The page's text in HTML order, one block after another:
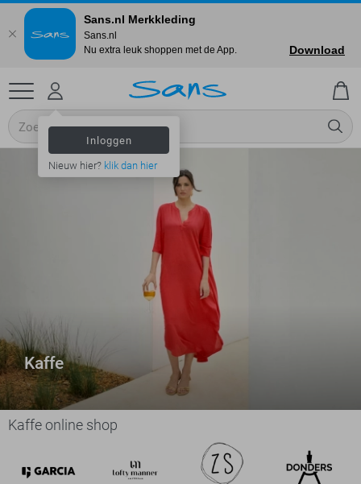
Inloggen
Nieuw hier? klik dan hier
Kaffe
Kaffe online shop
Sans.nl Merkkleding
Sans.nl
Nu extra leuk shoppen met de App.
Download